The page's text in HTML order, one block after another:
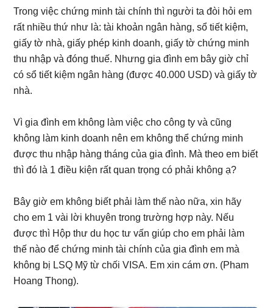
Trong việc chứng minh tài chính thì người ta đòi hỏi em
rất nhiều thứ như là: tài khoản ngân hàng, sổ tiết kiệm,
giấy tờ nhà, giấy phép kinh doanh, giấy tờ chứng minh
thu nhập và đóng thuế. Nhưng gia đình em bây giờ chỉ
có sổ tiết kiệm ngân hàng (được 40.000 USD) và giấy tờ
nhà.
Vì gia đình em không làm việc cho công ty và cũng
không làm kinh doanh nên em không thể chứng minh
được thu nhập hàng tháng của gia đình. Mà theo em biết
thì đó là 1 điều kiện rất quan trọng có phải không ạ?
Bây giờ em không biết phải làm thế nào nữa, xin hãy
cho em 1 vài lời khuyên trong trường hợp này. Nếu
được thì Hộp thư du học tư vấn giúp cho em phải làm
thế nào để chứng minh tài chính của gia đình em mà
không bị LSQ Mỹ từ chối VISA. Em xin cám ơn. (Pham
Hoang Thong).